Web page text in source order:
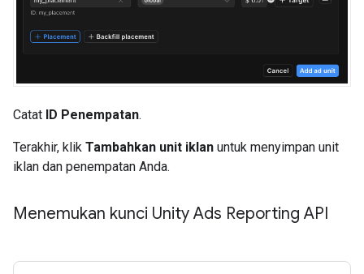
Catat ID Penempatan.
Terakhir, klik Tambahkan unit iklan untuk menyimpan unit
iklan dan penempatan Anda.
Menemukan kunci Unity Ads Reporting API